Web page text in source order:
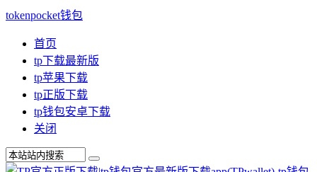
tokenpocket钱包
首页
tp下载最新版
tp苹果下载
tp正版下载
tp钱包安卓下载
关闭